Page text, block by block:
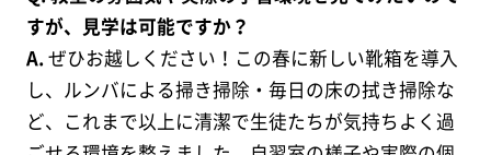
すが、見学は可能ですか？
A.ぜひお越しください！この春に新しい靴箱を導入
し、ルンバによる掃き掃除・毎日の床の拭き掃除な
ど、これまで以上に清潔で生徒たちが気持ちよく過